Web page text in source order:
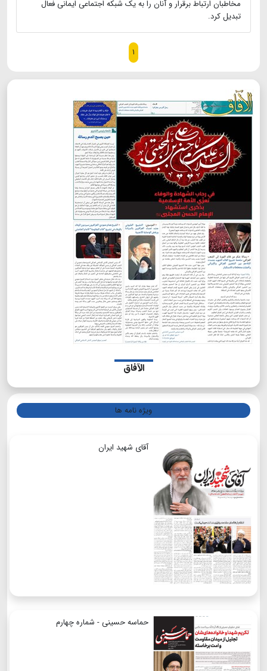
مخاطبان ارتباط برقرار و آنان را به یک شبکه اجتماعی ایمانی فعال
تبدیل کرد.
۱
الآفاق
ویژه نامه ها
آقای شهید ایران
حماسه حسینی - شماره چهارم